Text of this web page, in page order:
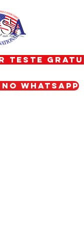
teste
no WhatsApp